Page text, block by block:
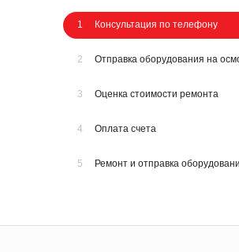
1 Консультация по телефону
2 Отправка оборудования на
3 Оценка стоимости ремонта
4 Оплата счета
5 Ремонт и отправка